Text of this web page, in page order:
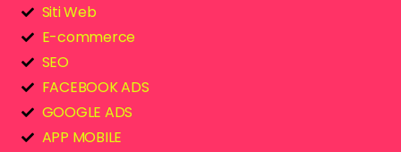
Siti Web
E-commerce
SEO
FACEBOOK ADS
GOOGLE ADS
APP MOBILE